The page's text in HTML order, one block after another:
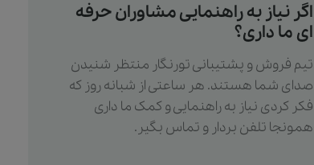
اگر نیاز به راهنمایی مشاوران حرفه
ای ما داری؟
تیم فروش و پشتیبانی تورنگار منتظر شنیدن
صدای شما هستند. هر ساعتی از شبانه روز که
فکر کردی نیاز به راهنمایی و کمک ما داری
همونجا تلفن بردار و تماس بگیر.